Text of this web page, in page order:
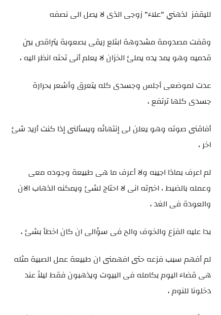
لليقفز لذهني "علاء" زوجى الذى لا يصل الى نصفه
وقفت مصدومة مشدوهة ابتلع ريقى بصعوبة يتراقص بين
قدميه وهو يمد يده يملئ الخزان لا يعلم أنى تحته انظر اليه ،
عدت لموضعى أجلس وجسدى كله يتعرق وأشعر بحرارة
جسدى كلها ترتفع ،
أفاقنى صوته وهو يعلن لى إنتهائه ويسألنى إذا كنت أريد شئ
اخر ،
لم اعرف بماذا اجيبه ولا أعرف ما هى طبيعة وجوده معى
وعمله بالضبط ، اخبرته انى لا احتاج لشئ ويمكنه الذهاب الان
والعودة فى الغد ،
بدا عليه الفزع والخوف والح فى سؤالى ان كان اخطأ بشئ ،
لم أفهم سبب فزعه حتى افهمنى ان طبيعة عمل الصبية مثله
هى قضاء اليوم بكامله فى البيوت ويذهبون فقط ليلاً عند
دخلونا للنوم ،